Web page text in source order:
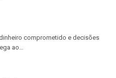
comprometido e decisões
ao…